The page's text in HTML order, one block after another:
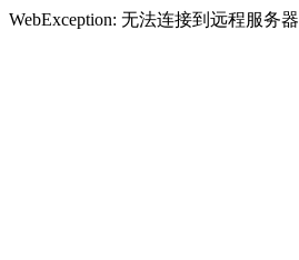
WebException: 无法连接到远程服务器